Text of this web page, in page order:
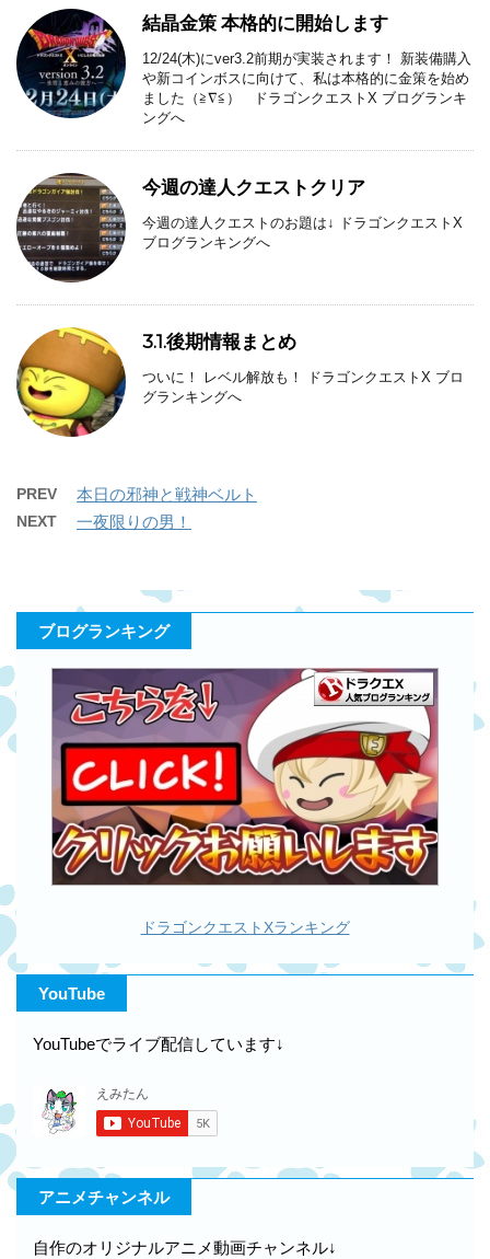
結晶金策 本格的に開始します
12/24(木)にver3.2前期が実装されます！ 新装備購入
や新コインボスに向けて、私は本格的に金策を始め
ました（≧∇≦） ドラゴンクエストX ブログランキ
ングへ
今週の達人クエストクリア
今週の達人クエストのお題は↓ ドラゴンクエストX
ブログランキングへ
3.1.後期情報まとめ
ついに！ レベル解放も！ ドラゴンクエストX ブロ
グランキングへ
PREV 本日の邪神と戦神ベルト
NEXT 一夜限りの男！
ブログランキング
ドラゴンクエストXランキング
YouTube
YouTubeでライブ配信しています↓
アニメチャンネル
自作のオリジナルアニメ動画チャンネル↓